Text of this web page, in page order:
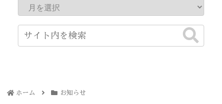
ホーム お知らせ